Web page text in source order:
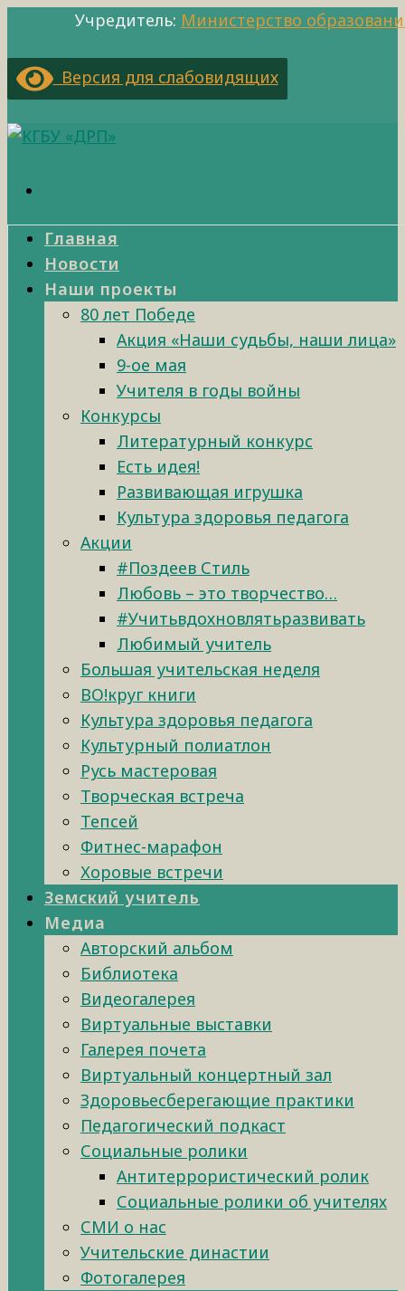
Учредитель: Министерство
Версия для слабовидящих
Главная
Новости
Наши проекты
80 лет Победе
Акция «Наши судьбы, наши лица»
9-ое мая
Учителя в годы войны
Конкурсы
Литературный конкурс
Есть идея!
Развивающая игрушка
Культура здоровья педагога
Акции
#Поздеев Стиль
Любовь – это творчество…
#Учитьвдохновлятьразвивать
Любимый учитель
Большая учительская неделя
ВО!круг книги
Культура здоровья педагога
Культурный полиатлон
Русь мастеровая
Творческая встреча
Тепсей
Фитнес-марафон
Хоровые встречи
Земский учитель
Медиа
Авторский альбом
Библиотека
Видеогалерея
Виртуальные выставки
Галерея почета
Виртуальный концертный зал
Здоровьесберегающие практики
Педагогический подкаст
Социальные ролики
Антитеррористический ролик
Социальные ролики об учителях
СМИ о нас
Учительские династии
Фотогалерея